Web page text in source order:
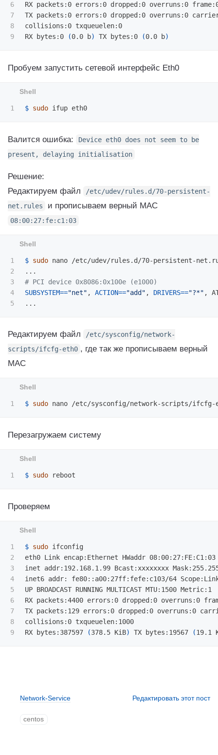
6
7
8
RX packets:0 errors:0 dropped:0 overruns:0
TX packets:0 errors:0 dropped:0 overruns:0
collisions:0 txqueuelen:0
RX bytes:0
(0.0 b) TX bytes:0 (0.0 b)
Пробуем запустить сетевой интерфейс Eth0
$ sudo
Валится ошибка:
Device eth0 does not seem to be
present, delaying initialisation
Решение:
Редактируем файл
/etc/udev/rules.d/70-persistent-
net.rules
и прописываем верный MAC
08:00:27:fe:c1:03
1
2
3
4
$ sudo nano /etc/udev/rules.d/70-persistent-
# PCI device 0x8086:0x100e (e1000)
SUBSYSTEM=="net" , ACTION=="add" , DRIVERS=="?*" ,
Редактируем файл
/etc/sysconfig/network-
scripts/ifcfg-eth0 , где так же прописываем верный
MAC
$ sudo
Перезагружаем систему
$ sudo
Проверяем
1
2
3
4
5
6
7
8
$ sudo ifconfig
eth0 Link encap:Ethernet HWaddr 08:00:27:FE:C1:03
inet addr:192.168.1.99 Bcast:xxxxxxxx
inet6 addr: fe80::a00:27ff:fefe:c103/64
UP BROADCAST RUNNING MULTICAST MTU:1500 Metric:1
RX packets:4400 errors:0 dropped:0 overruns:0
TX packets:129 errors:0 dropped:0 overruns:0
collisions:0 txqueuelen:1000
RX bytes:387597
(378.5 KiB) TX bytes:19567 (19.1
Network-Service Редактировать этот пост
centos